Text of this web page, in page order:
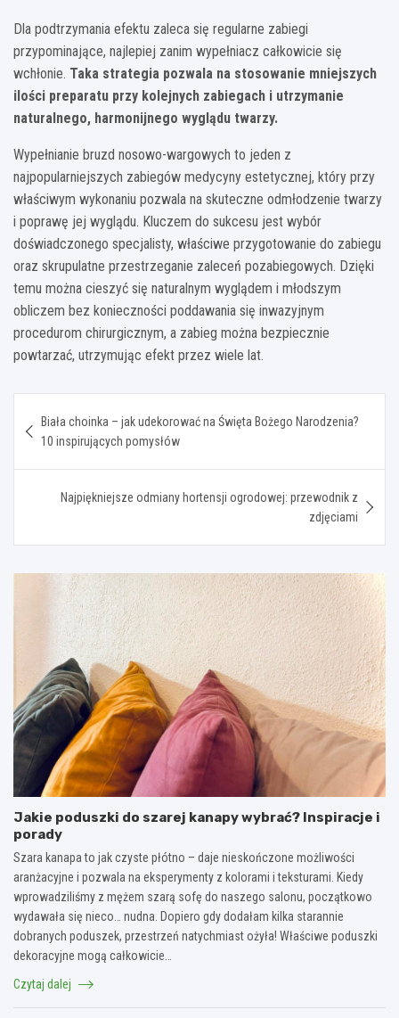
Dla podtrzymania efektu zaleca się regularne zabiegi
przypominające, najlepiej zanim wypełniacz całkowicie się
wchłonie. Taka strategia pozwala na stosowanie mniejszych
ilości preparatu przy kolejnych zabiegach i utrzymanie
naturalnego, harmonijnego wyglądu twarzy.
Wypełnianie bruzd nosowo-wargowych to jeden z
najpopularniejszych zabiegów medycyny estetycznej, który przy
właściwym wykonaniu pozwala na skuteczne odmłodzenie twarzy
i poprawę jej wyglądu. Kluczem do sukcesu jest wybór
doświadczonego specjalisty, właściwe przygotowanie do zabiegu
oraz skrupulatne przestrzeganie zaleceń pozabiegowych. Dzięki
temu można cieszyć się naturalnym wyglądem i młodszym
obliczem bez konieczności poddawania się inwazyjnym
procedurom chirurgicznym, a zabieg można bezpiecznie
powtarzać, utrzymując efekt przez wiele lat.
wpisu
Biała choinka – jak udekorować na Święta Bożego Narodzenia?
10 inspirujących pomysłów
Najpiękniejsze odmiany hortensji ogrodowej: przewodnik z
zdjęciami
Jakie poduszki do szarej kanapy wybrać? Inspiracje i
porady
Szara kanapa to jak czyste płótno – daje nieskończone możliwości
aranżacyjne i pozwala na eksperymenty z kolorami i teksturami. Kiedy
wprowadziliśmy z mężem szarą sofę do naszego salonu, początkowo
wydawała się nieco… nudna. Dopiero gdy dodałam kilka starannie
dobranych poduszek, przestrzeń natychmiast ożyła! Właściwe poduszki
dekoracyjne mogą całkowicie…
Czytaj dalej